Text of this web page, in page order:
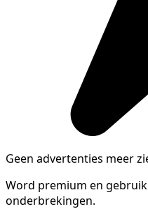
Geen advertenties meer
Word premium en
onderbrekingen.